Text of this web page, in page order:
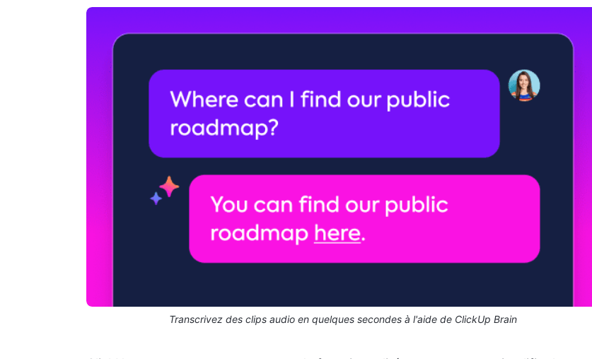
Transcrivez des clips audio en quelques secondes à l'aide de ClickUp Brain